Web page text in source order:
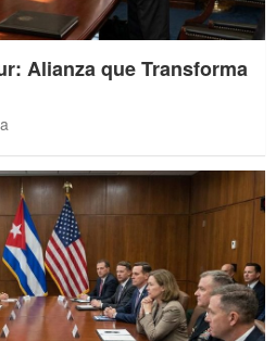
Alianza que Transforma